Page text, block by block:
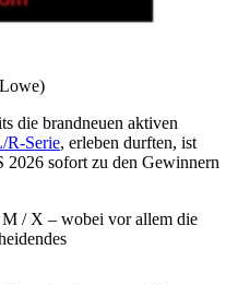
die brandneuen aktiven
R-Serie, erleben durften, ist
2026 sofort zu den Gewinnern
M / X – wobei vor allem die